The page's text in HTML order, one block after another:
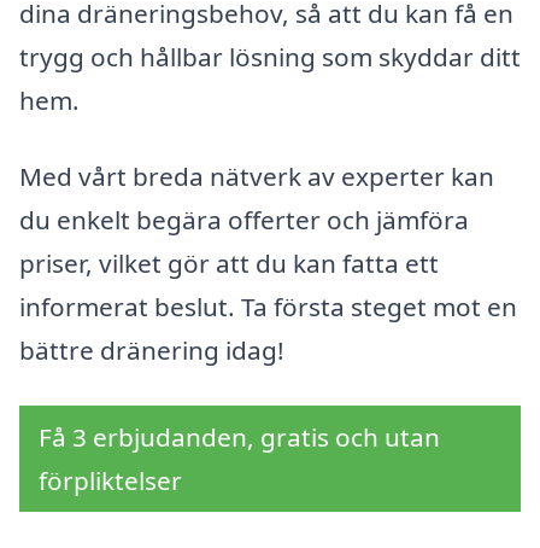
dina dräneringsbehov, så att du kan få en
trygg och hållbar lösning som skyddar ditt
hem.
Med vårt breda nätverk av experter kan
du enkelt begära offerter och jämföra
priser, vilket gör att du kan fatta ett
informerat beslut. Ta första steget mot en
bättre dränering idag!
Få 3 erbjudanden, gratis och utan
förpliktelser